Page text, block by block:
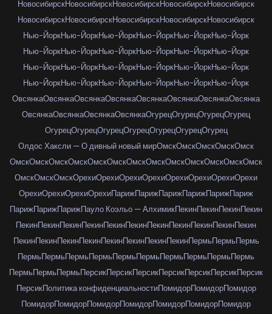
НовосибирскНовосибирскНовосибирскНовосибирскНовосибирск
НовосибирскНовосибирскНовосибирскНовосибирскНовосибирск
Нью-ЙоркНью-ЙоркНью-ЙоркНью-ЙоркНью-ЙоркНью-Йорк
Нью-ЙоркНью-ЙоркНью-ЙоркНью-ЙоркНью-ЙоркНью-Йорк
Нью-ЙоркНью-ЙоркНью-ЙоркНью-ЙоркНью-ЙоркНью-Йорк
Нью-ЙоркНью-ЙоркНью-ЙоркНью-ЙоркНью-ЙоркНью-Йорк
ОвсянкаОвсянкаОвсянкаОвсянкаОвсянкаОвсянкаОвсянкаОвсянка
ОвсянкаОвсянкаОвсянкаОвсянкаОгурецОгурецОгурецОгурец
ОгурецОгурецОгурецОгурецОгурецОгурецОгурец
Олдос Хаксли — О дивный новый мирОмскОмскОмскОмскОмск
ОмскОмскОмскОмскОмскОмскОмскОмскОмскОмскОмскОмскОмск
ОмскОмскОмскОрехиОрехиОрехиОрехиОрехиОрехиОрехиОрехи
ОрехиОрехиОрехиОрехиПарижПарижПарижПарижПарижПариж
ПарижПарижПарижПауло Коэльо — АлхимикПекинПекинПекинПекин
ПекинПекинПекинПекинПекинПекинПекинПекинПекинПекинПекин
ПекинПекинПекинПекинПекинПекинПекинПекинПермьПермьПермь
ПермьПермьПермьПермьПермьПермьПермьПермьПермьПермь
ПермьПермьПермьПерсикПерсикПерсикПерсикПерсикПерсикПерсик
ПерсикПолитика конфиденциальностиПомидорПомидорПомидор
ПомидорПомидорПомидорПомидорПомидорПомидорПомидор